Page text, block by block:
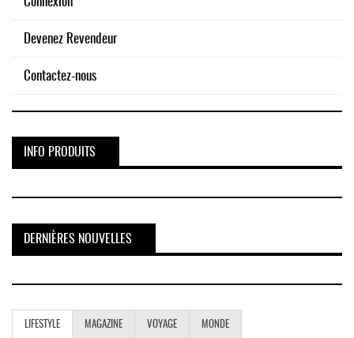
Devenez Revendeur
Contactez-nous
INFO PRODUITS
DERNIÈRES NOUVELLES
LIFESTYLE MAGAZINE VOYAGE MONDE